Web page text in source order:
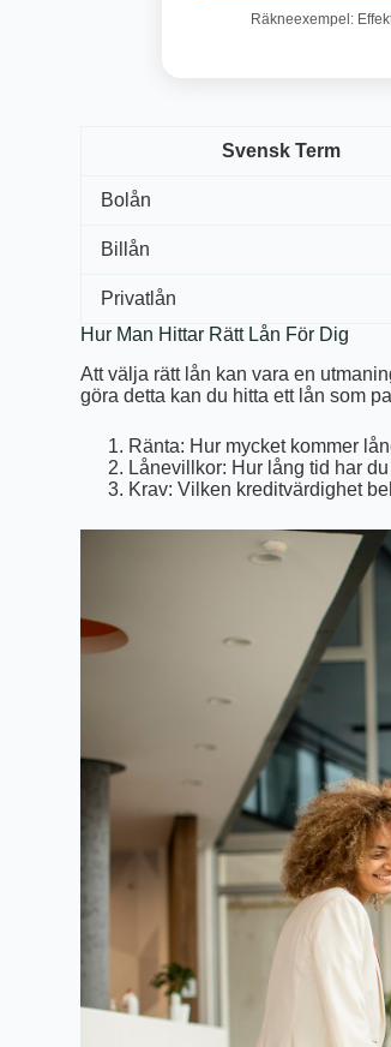
Räkneexempel:
Svensk Term
Bolån
Billån
Privatlån
Hur Man Hittar Rätt Lån För Dig
Att välja rätt lån kan vara en
göra detta kan du hitta ett lån som
Ränta: Hur mycket kommer
Lånevillkor: Hur lång tid har
Krav: Vilken kreditvärdighet